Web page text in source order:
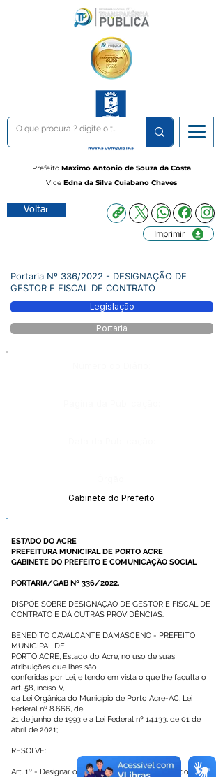
Prefeito Maximo Antonio de Souza da Costa
Vice Edna da Silva Cuiabano Chaves
Voltar
Imprimir
Portaria Nº 336/2022 - DESIGNAÇÃO DE
GESTOR E FISCAL DE CONTRATO
Legislação
Portaria
Gabinete do Prefeito
ESTADO DO ACRE
PREFEITURA MUNICIPAL DE PORTO ACRE
GABINETE DO PREFEITO E COMUNICAÇÃO SOCIAL
PORTARIA/GAB Nº 336/2022.
DISPÕE SOBRE DESIGNAÇÃO DE GESTOR E FISCAL DE
CONTRATO E DÁ OUTRAS PROVIDÊNCIAS.
BENEDITO CAVALCANTE DAMASCENO - PREFEITO
MUNICIPAL DE
PORTO ACRE, Estado do Acre, no uso de suas
atribuições que lhes são
conferidas por Lei, e tendo em vista o que lhe faculta o
art. 58, inciso V,
da Lei Orgânica do Município de Porto Acre-AC, Lei
Federal nº 8.666, de
21 de junho de 1993 e a Lei Federal nº 14.133, de 01 de
abril de 2021;
RESOLVE:
Art. 1º - Designar os servidores abaixo relacionados para,